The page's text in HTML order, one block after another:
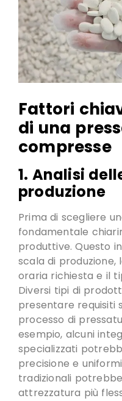
Fattori
di una
compresse
1. Analisi
produzione
Prima di scegliere
fondamentale
produttive. Questo
scala di
oraria richiesta e il
Diversi tipi di
presentare requisiti
processo di
esempio, alcuni
specializzati
precisione e
tradizionali
attrezzatura più